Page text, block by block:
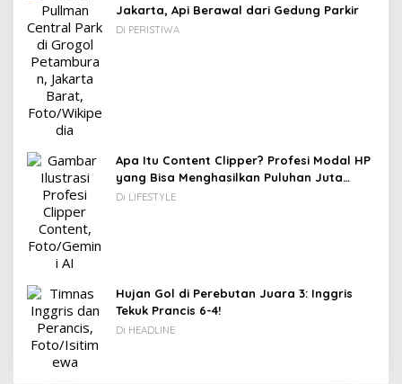
Jakarta, Api Berawal dari Gedung Parkir
Di PERISTIWA
Apa Itu Content Clipper? Profesi Modal HP
yang Bisa Menghasilkan Puluhan Juta
Rupiah
Di LIFESTYLE
Hujan Gol di Perebutan Juara 3: Inggris
Tekuk Prancis 6-4!
Di HEADLINE